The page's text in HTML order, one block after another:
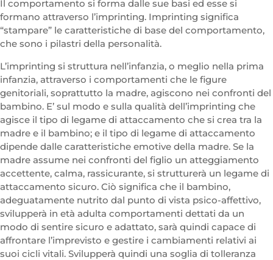
Il comportamento si forma dalle sue basi ed esse si
formano attraverso l’imprinting. Imprinting significa
“stampare” le caratteristiche di base del comportamento,
che sono i pilastri della personalità.
L’imprinting si struttura nell’infanzia, o meglio nella prima
infanzia, attraverso i comportamenti che le figure
genitoriali, soprattutto la madre, agiscono nei confronti del
bambino. E’ sul modo e sulla qualità dell’imprinting che
agisce il tipo di legame di attaccamento che si crea tra la
madre e il bambino; e il tipo di legame di attaccamento
dipende dalle caratteristiche emotive della madre. Se la
madre assume nei confronti del figlio un atteggiamento
accettente, calma, rassicurante, si strutturerà un legame di
attaccamento sicuro. Ciò significa che il bambino,
adeguatamente nutrito dal punto di vista psico-affettivo,
svilupperà in età adulta comportamenti dettati da un
modo di sentire sicuro e adattato, sarà quindi capace di
affrontare l’imprevisto e gestire i cambiamenti relativi ai
suoi cicli vitali. Svilupperà quindi una soglia di tolleranza